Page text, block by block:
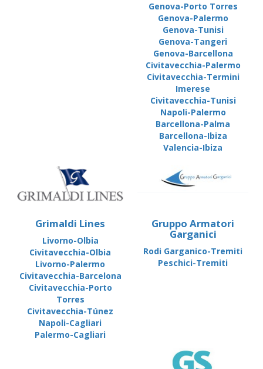
Genova-Porto Torres
Genova-Palermo
Genova-Tunisi
Genova-Tangeri
Genova-Barcellona
Civitavecchia-Palermo
Civitavecchia-Termini
Imerese
Civitavecchia-Tunisi
Napoli-Palermo
Barcellona-Palma
Barcellona-Ibiza
Valencia-Ibiza
Grimaldi Lines
Livorno-Olbia
Civitavecchia-Olbia
Livorno-Palermo
Civitavecchia-Barcelona
Civitavecchia-Porto
Torres
Civitavecchia-Túnez
Napoli-Cagliari
Palermo-Cagliari
Gruppo Armatori
Garganici
Rodi Garganico-Tremiti
Peschici-Tremiti